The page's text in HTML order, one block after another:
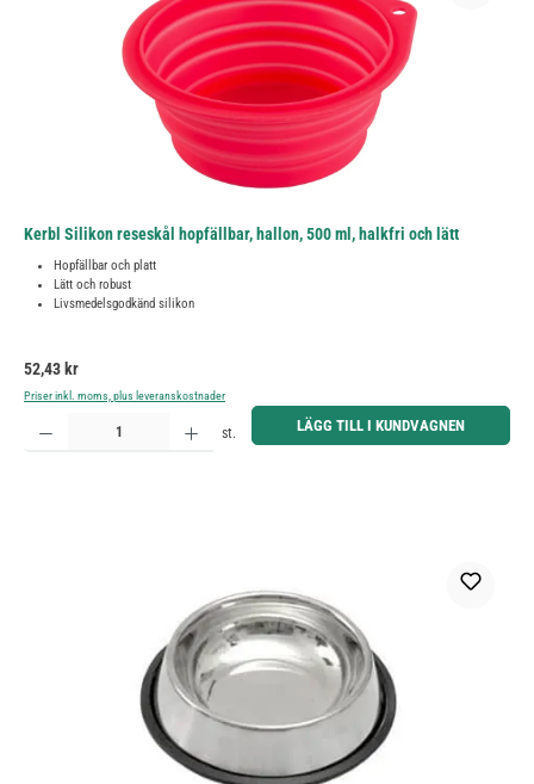
Kerbl Silikon reseskål hopfällbar, hallon, 500 ml, halkfri och lätt
Hopfällbar och platt
Lätt och robust
Livsmedelsgodkänd silikon
Ordinarie pris:
52,43 kr
Priser inkl. moms, plus leveranskostnader
Produktkvantitet: Ange önskat belopp eller använd knapparna för att öka eller minska kvantiteten.
st. LÄGG TILL I KUNDVAGNEN